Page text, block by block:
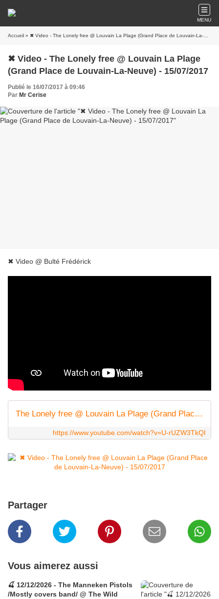
MENU
Accueil » ✖ Video - The Lonely free @ Louvain La Plage (Grand Place de Louvain-La-Neuve) - 15/07/2017
✖ Video - The Lonely free @ Louvain La Plage
(Grand Place de Louvain-La-Neuve) - 15/07/2017
Publié le 16/07/2017 à 09:46
Par Mr Cerise
✖ Video @ Bulté Frédérick
The Lonely free @ Louvain La Plage (Grand Place de Louvain-La-Neuve) - 15/07/2017
https://www.youtube.com/watch?v=U-rUZW3TkQI
Partager
Vous aimerez aussi
🍒 12/12/2026 - The Manneken Pistols
/Mostly covers band/ @ The Wild